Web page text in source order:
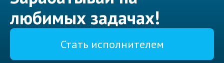
любимых задачах!
Стать исполнителем